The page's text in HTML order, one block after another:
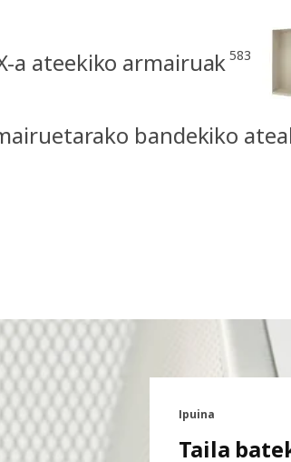
a ateekiko armairuak 583
bandekiko
Ipuina
Taila